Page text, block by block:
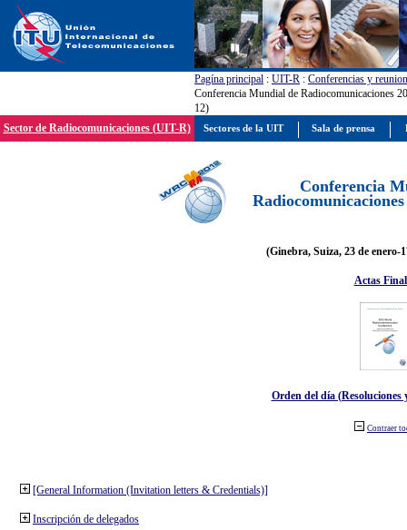
Pagína principal : UIT-R : Conferencias y
Conferencia Mundial de Radiocomunicaciones
12)
Sector de Radiocomunicaciones (UIT-R)
Conferencia
(Ginebra, Suiza, 23 de enero-
Actas
Orden del día (Resoluciones
Contraer
[General Information (Invitation letters & Credentials)]
Inscripción de delegados
Sectores de la UIT Sala de prensa